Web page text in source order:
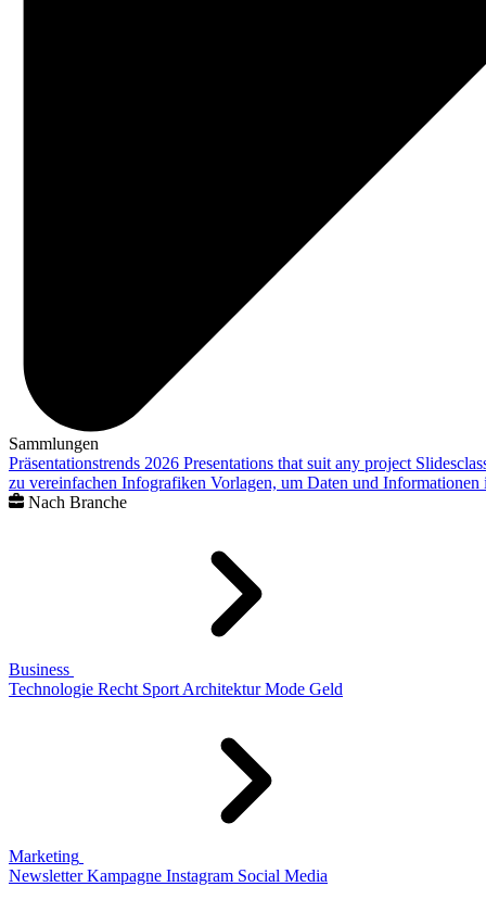
Sammlungen
Präsentationstrends 2026 Presentations that suit any project
zu vereinfachen Infografiken Vorlagen, um Daten und
Nach Branche
Business
Technologie Recht Sport Architektur Mode Geld
Marketing
Newsletter Kampagne Instagram Social Media